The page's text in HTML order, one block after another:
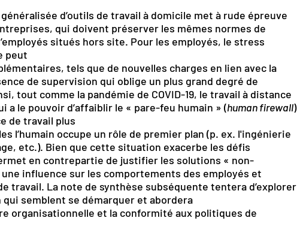
d’outils de travail à domicile met à rude épreuve
qui doivent préserver les mêmes normes de
situés hors site. Pour les employés, le stress
peut
tels que de nouvelles charges en lien avec la
de supervision qui oblige un plus grand degré de
tout comme la pandémie de COVID-19, le travail à distance
le pouvoir d’affaiblir le « pare-feu humain » (human firewall)
de travail plus
l’humain occupe un rôle de premier plan (p. ex. l'ingénierie
etc.). Bien que cette situation exacerbe les défis
en contrepartie de justifier les solutions « non-
influence sur les comportements des employés et
travail. La note de synthèse subséquente tentera d’explorer
semblent se démarquer et abordera
organisationnelle et la conformité aux politiques de